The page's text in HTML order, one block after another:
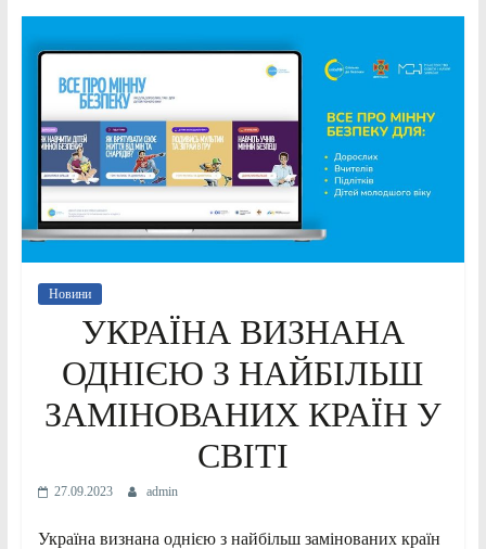
Новини
УКРАЇНА ВИЗНАНА
ОДНІЄЮ З НАЙБІЛЬШ
ЗАМІНОВАНИХ КРАЇН У
СВІТІ
27.09.2023 admin
Україна визнана однією з найбільш замінованих країн